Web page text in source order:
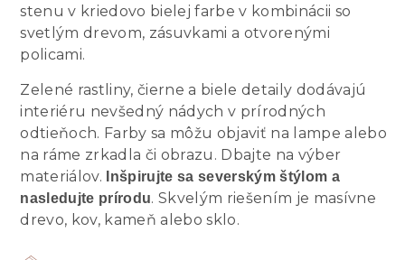
stenu v kriedovo bielej farbe v kombinácii so
svetlým drevom, zásuvkami a otvorenými
policami.
Zelené rastliny, čierne a biele detaily dodávajú
interiéru nevšedný nádych v prírodných
odtieňoch. Farby sa môžu objaviť na lampe alebo
na ráme zrkadla či obrazu. Dbajte na výber
materiálov.
Inšpirujte sa severským štýlom a
nasledujte prírodu. Skvelým riešením je masívne
drevo, kov, kameň alebo sklo.